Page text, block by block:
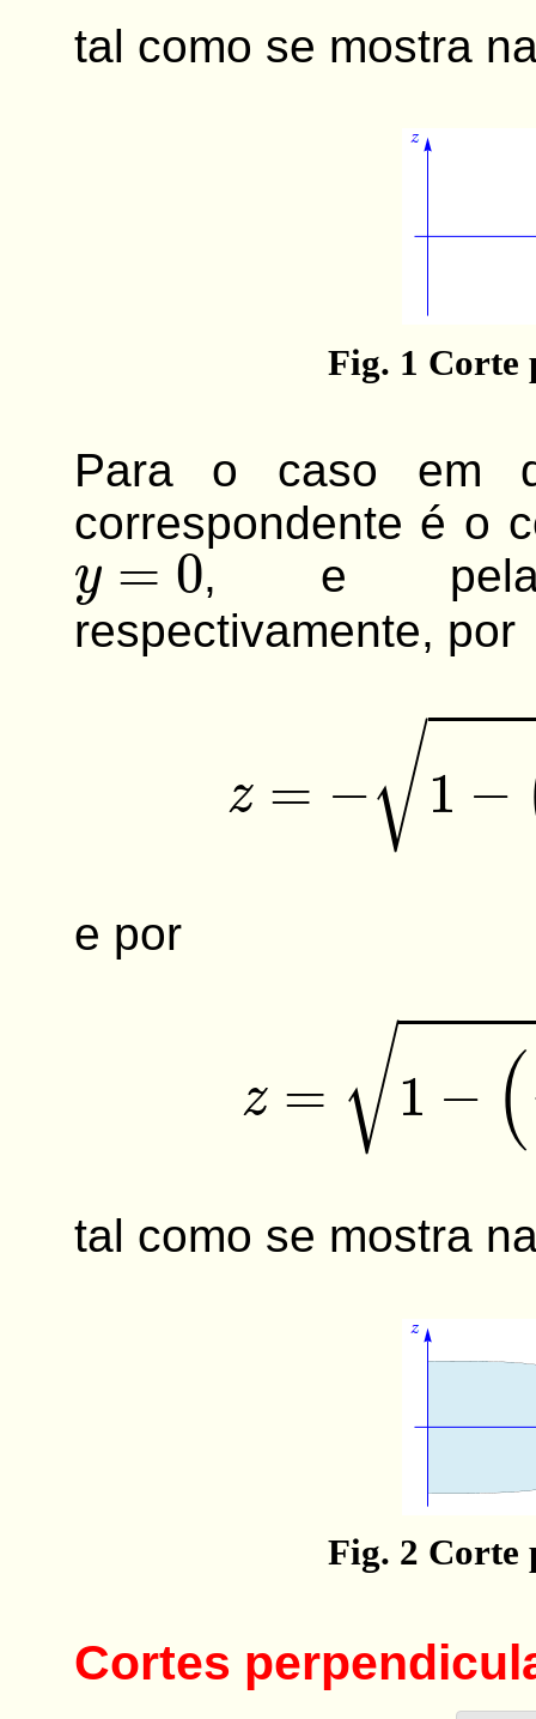
tal como se mostra
Fig. 1 Corte
Para o caso em
correspondente é o
y=0
, e pelas
respectivamente, por
=−1−
e por
z=1−(
tal como se mostra
Fig. 2 Corte
Cortes